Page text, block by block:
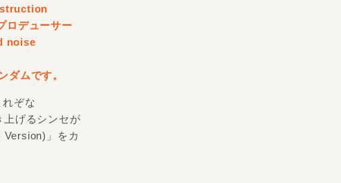
ロデューサー
noise
ダムです。
ぞな
げるシンセが
Version)」をカ